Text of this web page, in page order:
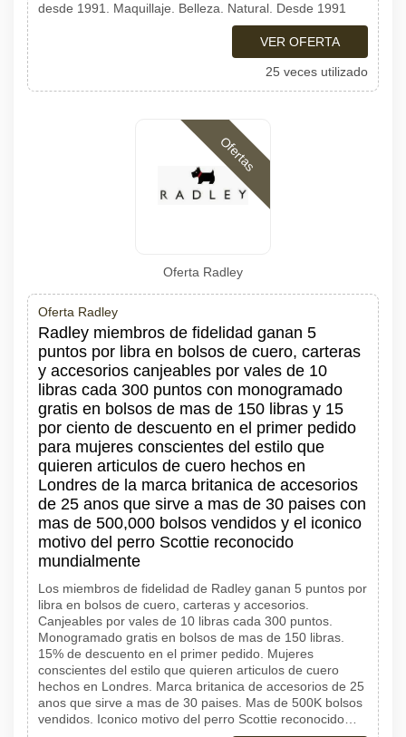
desde 1991. Maquillaje. Belleza. Natural. Desde 1991
VER OFERTA
25 veces utilizado
Ofertas
Oferta Radley
Oferta Radley
Radley miembros de fidelidad ganan 5
puntos por libra en bolsos de cuero, carteras
y accesorios canjeables por vales de 10
libras cada 300 puntos con monogramado
gratis en bolsos de mas de 150 libras y 15
por ciento de descuento en el primer pedido
para mujeres conscientes del estilo que
quieren articulos de cuero hechos en
Londres de la marca britanica de accesorios
de 25 anos que sirve a mas de 30 paises con
mas de 500,000 bolsos vendidos y el iconico
motivo del perro Scottie reconocido
mundialmente
Los miembros de fidelidad de Radley ganan 5 puntos por
libra en bolsos de cuero, carteras y accesorios.
Canjeables por vales de 10 libras cada 300 puntos.
Monogramado gratis en bolsos de mas de 150 libras.
15% de descuento en el primer pedido. Mujeres
conscientes del estilo que quieren articulos de cuero
hechos en Londres. Marca britanica de accesorios de 25
anos que sirve a mas de 30 paises. Mas de 500K bolsos
vendidos. Iconico motivo del perro Scottie reconocido…